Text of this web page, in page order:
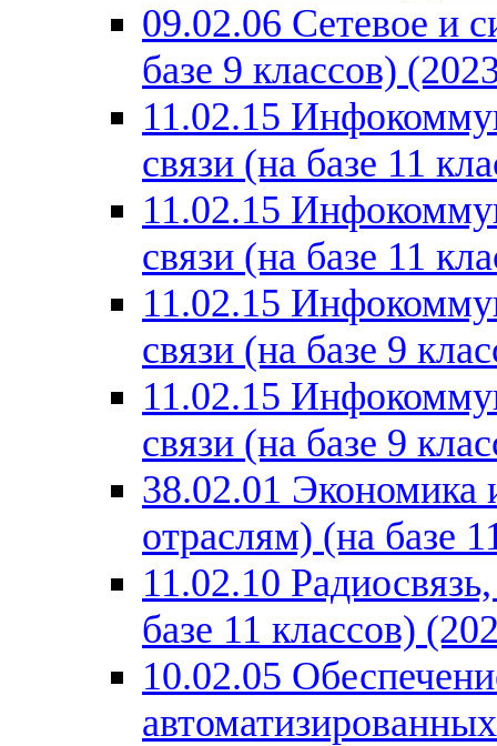
09.02.06 Сетевое и
базе 9 классов)
11.02.15
связи (на базе 11
11.02.15
связи (на базе 11
11.02.15
связи (на базе 9
11.02.15
связи (на базе 9
38.02.01 Экономика
отраслям) (на базе
11.02.10
базе 11 классов)
10.02.05